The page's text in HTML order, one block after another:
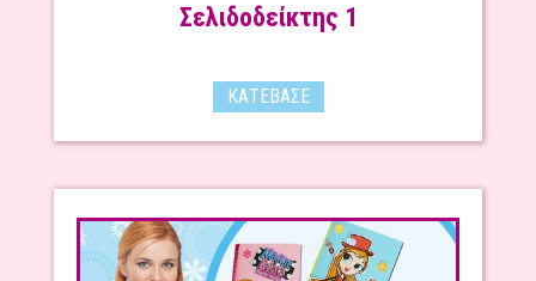
Σελιδοδείκτης 1
ΚΑΤΈΒΑΣΕ